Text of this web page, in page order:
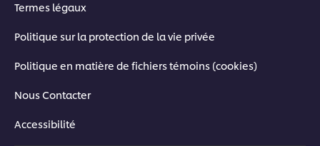
Termes légaux
Politique sur la protection de la vie privée
Politique en matière de fichiers témoins (cookies)
Nous Contacter
Accessibilité